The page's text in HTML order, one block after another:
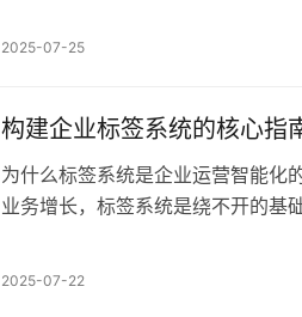
2025-07-25
构建企业标签系统的核心指
为什么标签系统是企业运营智能化
业务增长，标签系统是绕不开的基
2025-07-22